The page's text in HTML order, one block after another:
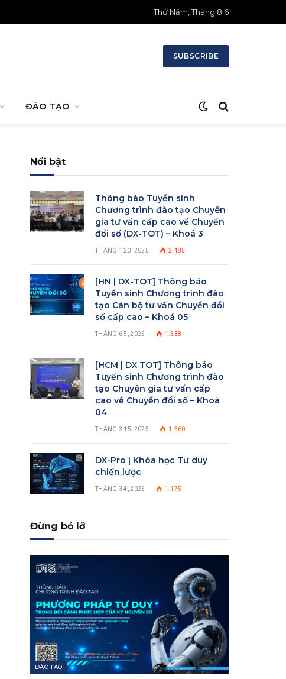
Thứ Năm, Tháng 8 6
SUBSCRIBE
ĐÀO TẠO
Nổi bật
Thông báo Tuyển sinh
Chương trình đào tạo Chuyên
gia tư vấn cấp cao về Chuyển
đổi số (DX-TOT) – Khoá 3
THÁNG 1 23, 2025 2.485
[HN | DX-TOT] Thông báo
Tuyển sinh Chương trình đào
tạo Cán bộ tư vấn Chuyển đổi
số cấp cao – Khoá 05
THÁNG 6 5, 2025 1.538
[HCM | DX TOT] Thông báo
Tuyển sinh Chương trình đào
tạo Chuyên gia tư vấn cấp
cao về Chuyển đổi số – Khoá
04
THÁNG 3 15, 2025 1.360
DX-Pro | Khóa học Tư duy
chiến lược
THÁNG 3 4, 2025 1.175
Đừng bỏ lỡ
ĐÀO TẠO